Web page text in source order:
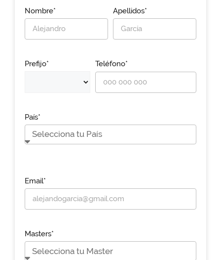
Nombre* Apellidos*
Prefijo* Teléfono*
País*
Email*
Masters*